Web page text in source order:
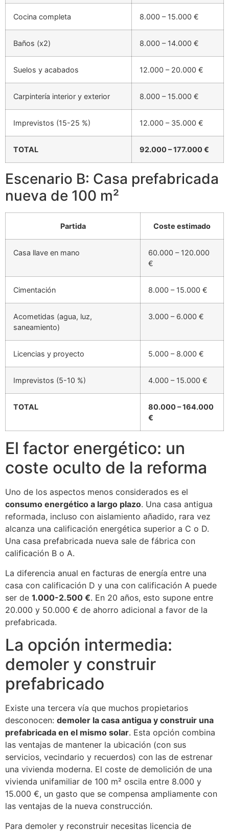
Cocina completa 8.000 – 15.000 €
Baños (x2) 8.000 – 14.000 €
Suelos y acabados 12.000 – 20.000 €
Carpintería interior y exterior 8.000 – 15.000 €
Imprevistos (15-25 %) 12.000 – 35.000 €
TOTAL 92.000 – 177.000 €
Escenario B: Casa prefabricada
nueva de 100 m²
Partida Coste estimado
Casa llave en mano
60.000 – 120.000
€
Cimentación 8.000 – 15.000 €
Acometidas (agua, luz,
saneamiento)
3.000 – 6.000 €
Licencias y proyecto 5.000 – 8.000 €
Imprevistos (5-10 %) 4.000 – 15.000 €
TOTAL
80.000 – 164.000
€
El factor energético: un
coste oculto de la reforma
Uno de los aspectos menos considerados es el
consumo energético a largo plazo. Una casa antigua
reformada, incluso con aislamiento añadido, rara vez
alcanza una calificación energética superior a C o D.
Una casa prefabricada nueva sale de fábrica con
calificación B o A.
La diferencia anual en facturas de energía entre una
casa con calificación D y una con calificación A puede
ser de 1.000-2.500 €. En 20 años, esto supone entre
20.000 y 50.000 € de ahorro adicional a favor de la
prefabricada.
La opción intermedia:
demoler y construir
prefabricado
Existe una tercera vía que muchos propietarios
desconocen: demoler la casa antigua y construir una
prefabricada en el mismo solar. Esta opción combina
las ventajas de mantener la ubicación (con sus
servicios, vecindario y recuerdos) con las de estrenar
una vivienda moderna. El coste de demolición de una
vivienda unifamiliar de 100 m² oscila entre 8.000 y
15.000 €, un gasto que se compensa ampliamente con
las ventajas de la nueva construcción.
Para demoler y reconstruir necesitas licencia de